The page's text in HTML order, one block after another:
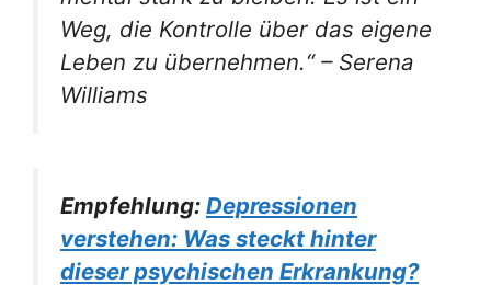
Weg, die Kontrolle über das eigene
Leben zu übernehmen.“ – Serena
Williams
Empfehlung: Depressionen
verstehen: Was steckt hinter
dieser psychischen Erkrankung?